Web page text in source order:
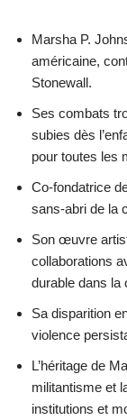
Marsha P.
américaine,
Stonewall.
Ses combats
subies dès
pour toutes les
Co-fondatrice
sans-abri de la
Son œuvre
collaborations
durable dans la
Sa disparition
violence
L’héritage de
militantisme et
institutions et